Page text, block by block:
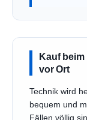
Kauf
vor Ort
Technik wird
bequem und
Fällen völlig